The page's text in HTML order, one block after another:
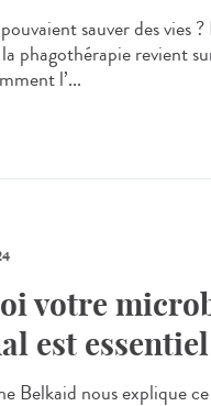
sauver des vies
phagothérapie revient
l’...
votre
est
Belkaid nous explique